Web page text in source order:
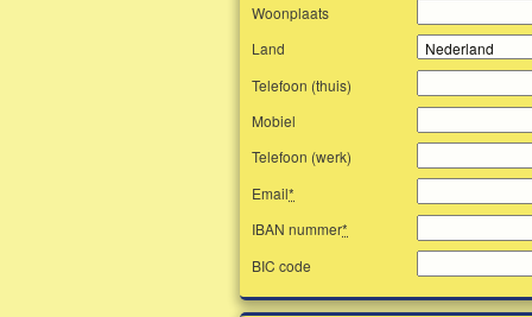
Woonplaats
Land
Telefoon (thuis)
Mobiel
Telefoon (werk)
Email*
IBAN nummer*
BIC code